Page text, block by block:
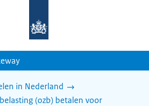
homepage
in Nederland
(ozb) betalen voor